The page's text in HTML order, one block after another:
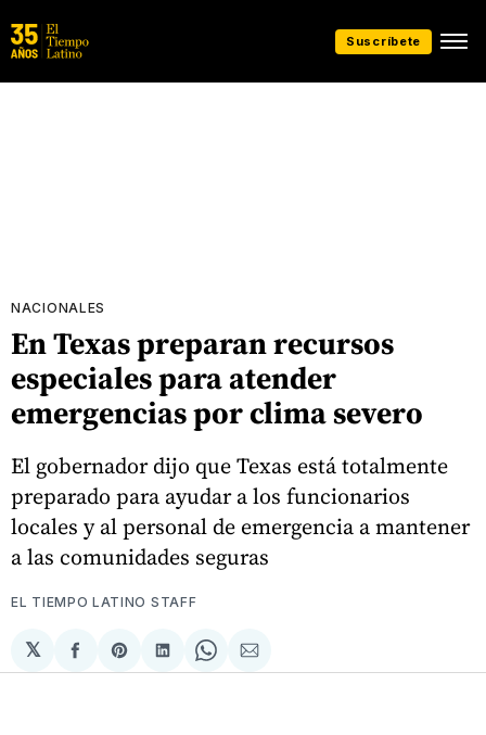
Suscríbete
NACIONALES
En Texas preparan recursos
especiales para atender
emergencias por clima severo
El gobernador dijo que Texas está totalmente
preparado para ayudar a los funcionarios
locales y al personal de emergencia a mantener
a las comunidades seguras
EL TIEMPO LATINO STAFF
𝕏
Compartir
en
Share
on
Compartir
en
Share
on
Compartir
via